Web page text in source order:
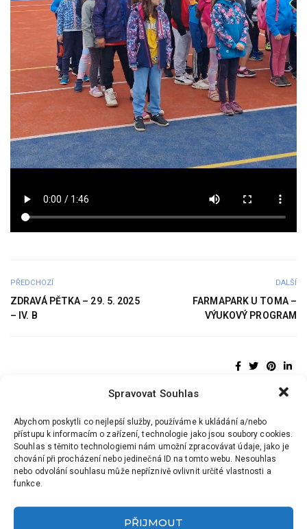
Spravovat Souhlas
Abychom poskytli co nejlepší služby, používáme k ukládání a/nebo
přístupu k informacím o zařízení, technologie jako jsou soubory cookies.
Souhlas s těmito technologiemi nám umožní zpracovávat údaje, jako je
chování při procházení nebo jedinečná ID na tomto webu. Nesouhlas
nebo odvolání souhlasu může nepříznivě ovlivnit určité vlastnosti a
funkce.
PŘIJMOUT
PŘEDCHOZÍ
ZDRAVÁ PĚTKA – 29. 5. 2025
– IV. B
DALŠÍ
FARMAPARK U TOMA –
VÝUKOVÝ PROGRAM
Školní aktuality
Sportovní turnaj v ZŠ Hrádek